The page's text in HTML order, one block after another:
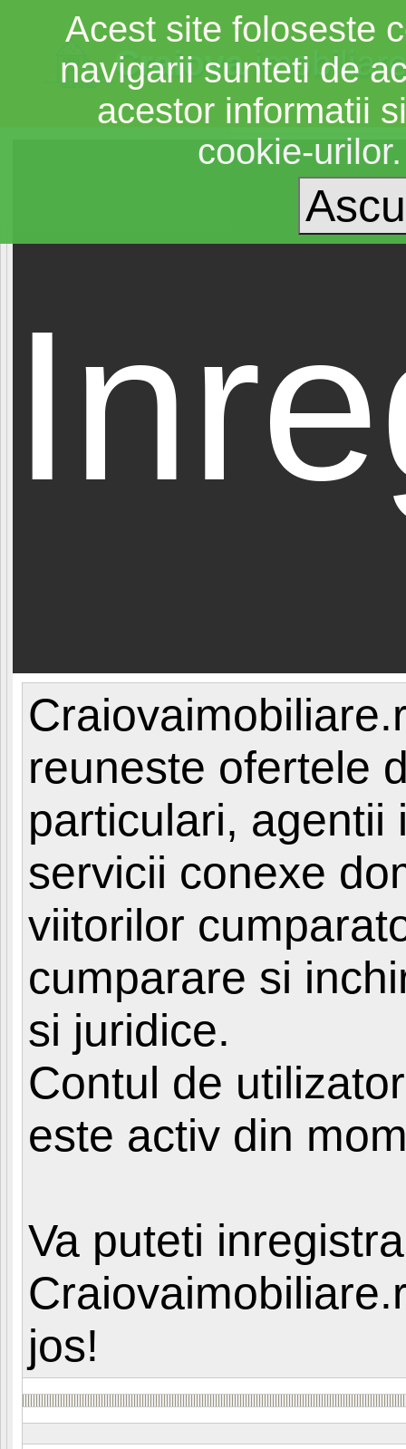
Craiova
reuneste ofertele
particulari, agentii
servicii conexe
viitorilor
cumparare si
si juridice.
Contul de
este activ din
Va puteti
jos!
Acest site foloseste
navigarii sunteti de
acestor informatii
cookie-